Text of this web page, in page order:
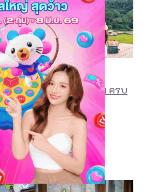
เมืองเล็กๆ ที่น่าไปซ้ำ ครบ
และธรรชาติ!